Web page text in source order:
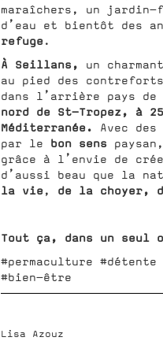
maraîchers, un
d’eau et bientôt des
refuge.
À Seillans, un
au pied des
dans l’arrière pays
nord de St-Tropez, à
Méditerranée.
Avec
par le bon sens
grâce à l’envie de
d’aussi beau que la
la vie, de la choyer,
Tout ça, dans un seul
#permaculture #détente
#bien-être
Lisa Azouz